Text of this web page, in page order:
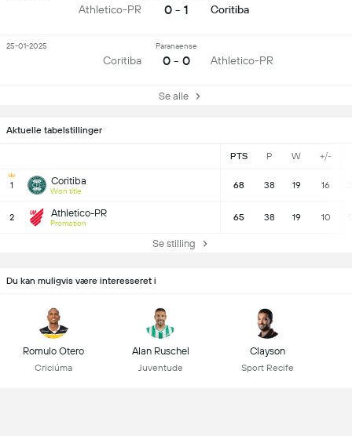
Aktuelle tabelstillinger
PTS P W +/-
1 Coritiba
Won title
68 38 19 16
2 Athletico-PR
Promotion
65 38 19 10
Se stilling
Athletico-PR 0 - 1 Coritiba
Coritiba
Paranaense
0 - 0 Athletico-PR
25-01-2025
Se alle
Du kan muligvis være interesseret i
Romulo Otero
Criciúma
Alan Ruschel
Juventude
Clayson
Sport Recife